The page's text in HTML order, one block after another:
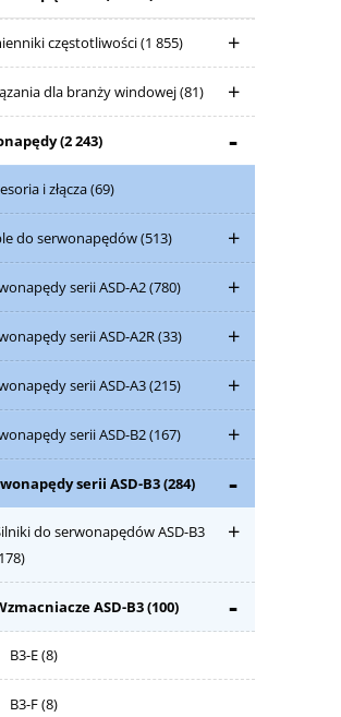
częstotliwości(1 855)
dla branży windowej(81)
(2 243)
i złącza(69)
do serwonapędów(513)
serii ASD-A2(780)
serii ASD-A2R(33)
serii ASD-A3(215)
serii ASD-B2(167)
serii ASD-B3(284)
do serwonapędów ASD-B3
ASD-B3(100)
B3-E(8)
B3-F(8)